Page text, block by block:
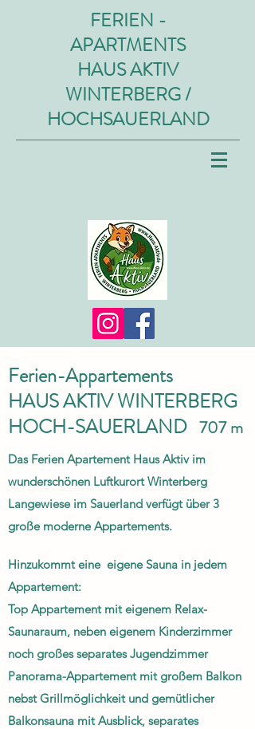
FERIEN -
APARTMENTS
HAUS AKTIV
WINTERBERG /
HOCHSAUERLAND
Ferien-Appartements
HAUS AKTIV WINTERBERG
HOCH-SAUERLAND 707 m
Das Ferien Apartement Haus Aktiv im
wunderschönen Luftkurort Winterberg
Langewiese im Sauerland verfügt über 3
große moderne Appartements.
Hinzukommt eine eigene Sauna in jedem
Appartement:
Top Appartement mit eigenem Relax-
Saunaraum, neben eigenem Kinderzimmer
noch großes separates Jugendzimmer
Panorama-Appartement mit großem Balkon
nebst Grillmöglichkeit und gemütlicher
Balkonsauna mit Ausblick, separates